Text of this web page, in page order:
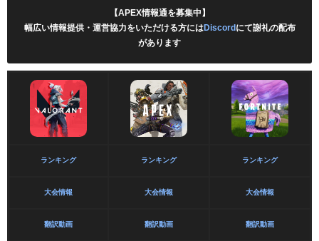
【APEX情報通を募集中】
幅広い情報提供・運営協力をいただける方にはDiscordにて謝礼の配布
があります
ランキング ランキング ランキング
大会情報 大会情報 大会情報
翻訳動画 翻訳動画 翻訳動画